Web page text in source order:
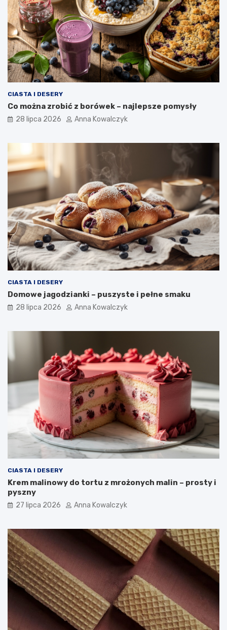
CIASTA I DESERY
Co można zrobić z borówek – najlepsze pomysły
28 lipca 2026 Anna Kowalczyk
CIASTA I DESERY
Domowe jagodzianki – puszyste i pełne smaku
28 lipca 2026 Anna Kowalczyk
CIASTA I DESERY
Krem malinowy do tortu z mrożonych malin – prosty i
pyszny
27 lipca 2026 Anna Kowalczyk